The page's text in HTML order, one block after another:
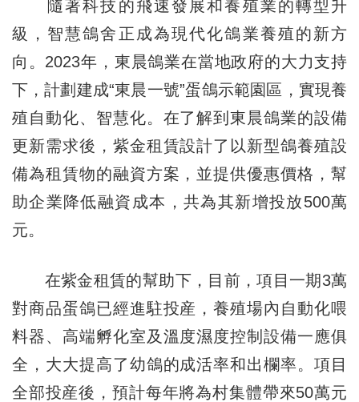
隨著科技的飛速發展和養殖業的轉型升
級，智慧鴿舍正成為現代化鴿業養殖的新方
向。2023年，東晨鴿業在當地政府的大力支持
下，計劃建成“東晨一號”蛋鴿示範園區，實現養
殖自動化、智慧化。在了解到東晨鴿業的設備
更新需求後，紫金租賃設計了以新型鴿養殖設
備為租賃物的融資方案，並提供優惠價格，幫
助企業降低融資成本，共為其新增投放500萬
元。
在紫金租賃的幫助下，目前，項目一期3萬
對商品蛋鴿已經進駐投産，養殖場內自動化喂
料器、高端孵化室及溫度濕度控制設備一應俱
全，大大提高了幼鴿的成活率和出欄率。項目
全部投産後，預計每年將為村集體帶來50萬元